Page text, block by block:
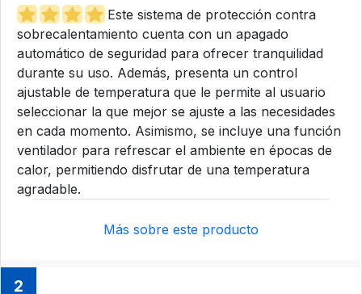
Este sistema de protección contra
sobrecalentamiento cuenta con un apagado
automático de seguridad para ofrecer tranquilidad
durante su uso. Además, presenta un control
ajustable de temperatura que le permite al usuario
seleccionar la que mejor se ajuste a las necesidades
en cada momento. Asimismo, se incluye una función
ventilador para refrescar el ambiente en épocas de
calor, permitiendo disfrutar de una temperatura
agradable.
Más sobre este producto
2